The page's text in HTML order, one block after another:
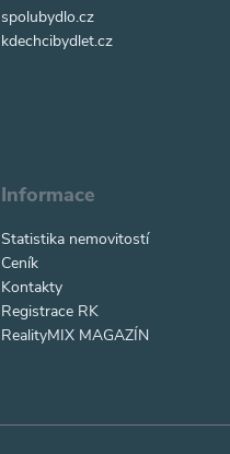
spolubydlo.cz
kdechcibydlet.cz
Informace
Statistika nemovitostí
Ceník
Kontakty
Registrace RK
RealityMIX MAGAZÍN